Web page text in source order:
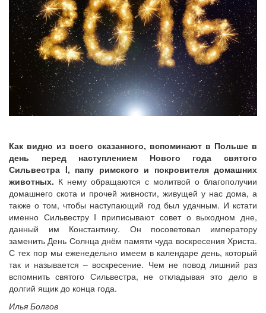
Как видно из всего сказанного, вспоминают в Польше в
день перед наступлением Нового года святого
Сильвестра I, папу римского и покровителя домашних
животных. К нему обращаются с молитвой о благополучии
домашнего скота и прочей живности, живущей у нас дома, а
также о том, чтобы наступающий год был удачным. И кстати
именно Сильвестру I приписывают совет о выходном дне,
данный им Константину. Он посоветовал императору
заменить День Солнца днём памяти чуда воскресения Христа.
С тех пор мы еженедельно имеем в календаре день, который
так и называется – воскресение. Чем не повод лишний раз
вспомнить святого Сильвестра, не откладывая это дело в
долгий ящик до конца года.
Илья Болгов